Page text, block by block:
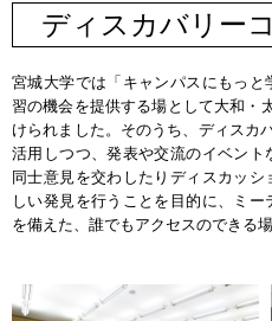
ディスカバリー
宮城大学では「キャンパスにもっ
習の機会を提供する場として大和・
けられました。そのうち、ディスカ
活用しつつ、発表や交流のイベン
同士意見を交わしたりディスカッ
しい発見を行うことを目的に、ミ
を備えた、誰でもアクセスのできる場